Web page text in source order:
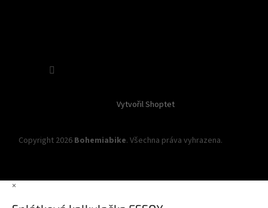
Vytvořil Shoptet
Copyright 2026 Bohemiabike. Všechna práva vyhrazena.
×